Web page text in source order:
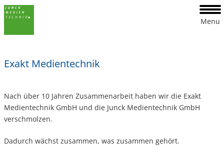
Menu
Exakt Medientechnik
Nach über 10 Jahren Zusammenarbeit haben wir die Exakt
Medientechnik GmbH und die Junck Medientechnik GmbH
verschmolzen.
Dadurch wächst zusammen, was zusammen gehört.